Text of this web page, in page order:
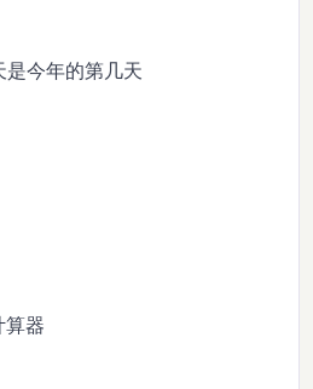
今年的第几天
算器